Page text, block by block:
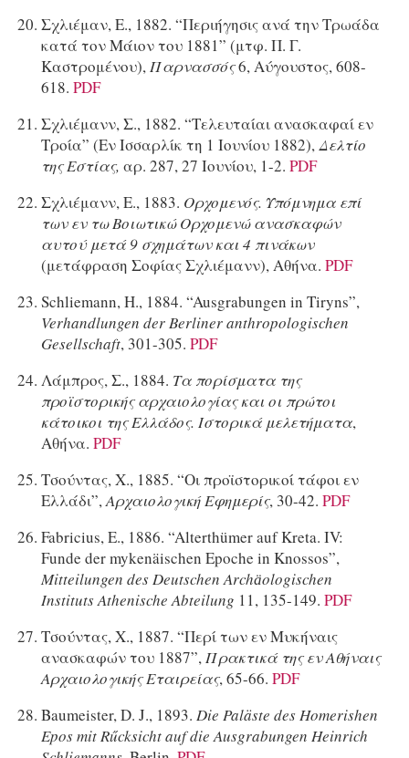
Σχλιέμαν, Ε., 1882. “Περιήγησις ανά την Τρωάδα
κατά τον Μάιον του 1881” (μτφ. Π. Γ.
Καστρομένου),Παρνασσός6, Αύγουστος, 608-
618. PDF
Σχλιέμανν, Σ., 1882. “Τελευταίαι ανασκαφαί εν
Τροία” (Εν Ισσαρλίκ τη 1 Ιουνίου 1882),Δελτίο
της Εστίας, αρ. 287, 27 Ιουνίου, 1-2. PDF
Σχλιέμανν, Ε., 1883. Ορχομενός. Υπόμνημα επί
των εν τω Βοιωτικώ Ορχομενώ ανασκαφών
αυτού μετά 9 σχημάτων και 4 πινάκων
(μετάφραση Σοφίας Σχλιέμανν), Αθήνα. PDF
Schliemann, H., 1884. “Ausgrabungen in Tiryns”,
Verhandlungen der Berliner anthropologischen
Gesellschaft, 301-305. PDF
Λάμπρος, Σ., 1884. Τα πορίσματα της
προϊστορικής αρχαιολογίας και οι πρώτοι
κάτοικοι της Ελλάδος. Ιστορικά μελετήματα,
Αθήνα. PDF
Τσούντας, Χ., 1885. “Οι προϊστορικοί τάφοι εν
Ελλάδι”,Αρχαιολογική Εφημερίς, 30-42. PDF
Fabricius, E., 1886. “Alterthümer auf Kreta. IV:
Funde der mykenäischen Epoche in Knossos”,
Mitteilungen des Deutschen Archӓologischen
Instituts Athenische Abteilung 11, 135-149. PDF
Τσούντας, Χ., 1887. “Περί των εν Μυκήναις
ανασκαφών του 1887”,Πρακτικά της εν Αθήναις
Αρχαιολογικής Εταιρείας, 65-66. PDF
Baumeister, D. J., 1893. Die Paläste des Homerishen
Epos mit Rűcksicht auf die Ausgrabungen Heinrich